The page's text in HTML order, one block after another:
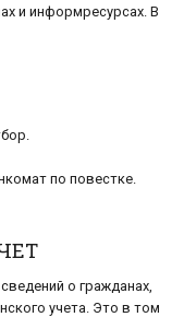
и информресурсах. В
по повестке.
о гражданах,
учета. Это в том